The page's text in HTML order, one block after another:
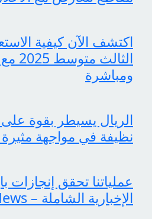
اكتشف الآن كيفية
ومباشرة
الريال يسيطر بقوة على
نظيفة في مواجهة مثيرة
عملياتنا تحقق إنجازات
الإخبارية الشاملة – IQ News